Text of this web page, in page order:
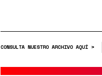
CONSULTA NUESTRO ARCHIVO AQUÍ >